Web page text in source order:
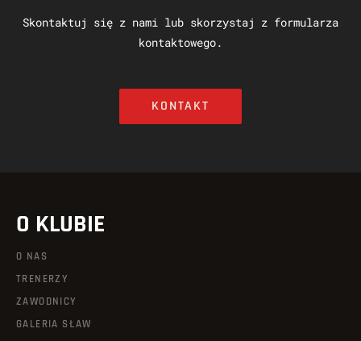
Skontaktuj się z nami lub skorzystaj z formularza
kontaktowego.
KONTAKT
O KLUBIE
O NAS
TRENERZY
ZAWODNICY
GALERIA SŁAW